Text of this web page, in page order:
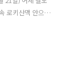
로키산맥 안으로
쪽으로 빠지게
으로 다가 왔다.